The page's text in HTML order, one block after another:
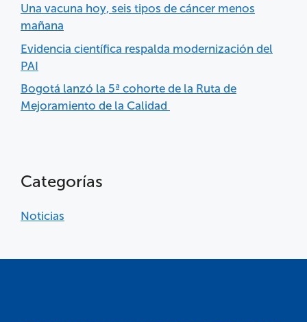
Una vacuna hoy, seis tipos de cáncer menos
mañana
Evidencia científica respalda modernización del
PAI
Bogotá lanzó la 5ª cohorte de la Ruta de
Mejoramiento de la Calidad
Categorías
Noticias